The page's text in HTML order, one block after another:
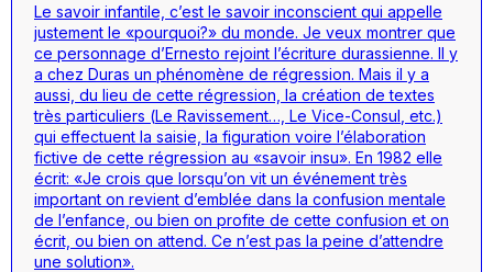
Le savoir infantile, c’est le savoir inconscient qui appelle
justement le «pourquoi?» du monde. Je veux montrer que
ce personnage d’Ernesto rejoint l’écriture durassienne. Il y
a chez Duras un phénomène de régression. Mais il y a
aussi, du lieu de cette régression, la création de textes
très particuliers (Le Ravissement…, Le Vice-Consul , etc.)
qui effectuent la saisie, la figuration voire l’élaboration
fictive de cette régression au «savoir insu». En 1982 elle
écrit: «Je crois que lorsqu’on vit un événement très
important on revient d’emblée dans la confusion mentale
de l’enfance, ou bien on profite de cette confusion et on
écrit, ou bien on attend. Ce n’est pas la peine d’attendre
une solution».